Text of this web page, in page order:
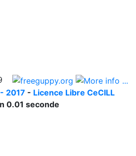
2017 - Licence Libre CeCILL
0.01 seconde